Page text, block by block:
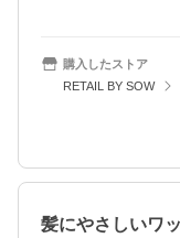
購入したストア
RETAIL BY SOW
髪にやさしいワ